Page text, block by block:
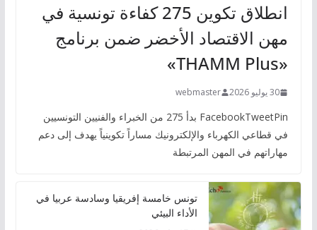
انطلاق تكوين 275 كفاءة تونسية في
مهن الاقتصاد الأخضر ضمن برنامج
«THAMM Plus»
30 يوليو 2026 webmaster
FacebookTweetPin بدأ 275 من الخبراء والفنيين التونسيين
في قطاعي الكهرباء والإلكترونيك مساراً تكوينياً يهدف إلى دعم
مهاراتهم في المهن المرتبطة
تونس خامسة إفريقيا وسادسة عربيا في
الأداء البيئي